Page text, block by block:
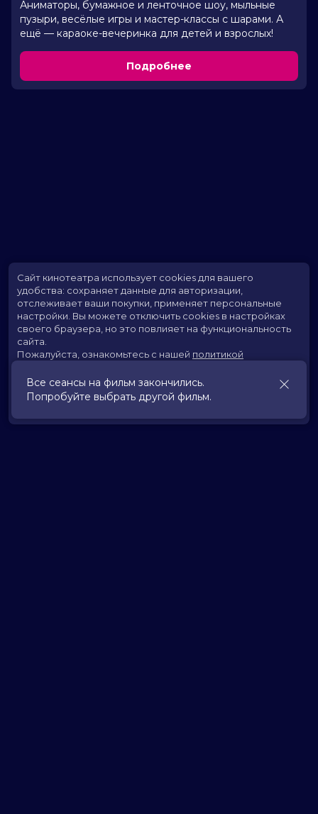
Аниматоры, бумажное и ленточное шоу, мыльные
пузыри, весёлые игры и мастер-классы с шарами. А
ещё — караоке-вечеринка для детей и взрослых!
Подробнее
Все сеансы на фильм закончились.
Попробуйте выбрать другой фильм.
Сайт кинотеатра использует cookies для вашего
удобства: сохраняет данные для авторизации,
отслеживает ваши покупки, применяет персональные
настройки. Вы можете отключить cookies в настройках
своего браузера, но это повлияет на функциональность
сайта.
Пожалуйста, ознакомьтесь с нашей политикой
Принять